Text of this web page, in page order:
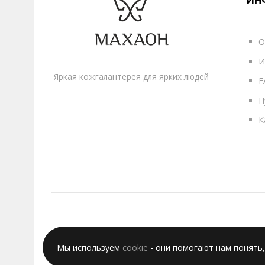
Яркая кожгалантерея для ярких людей
Мы используем cookie - они помогают нам